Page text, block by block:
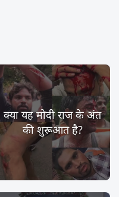
क्या यह मोदी राज के अंत
की शुरूआत है?